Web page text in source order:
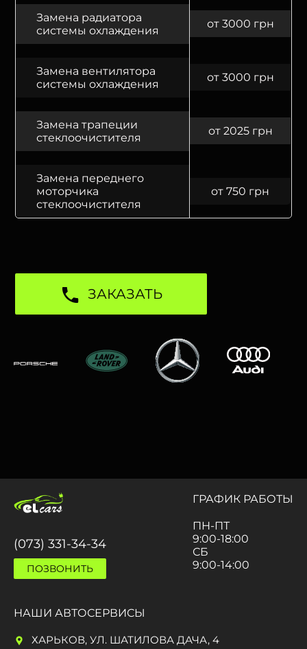
Замена радиатора
системы охлаждения
от 3000 грн
Замена вентилятора
системы охлаждения
от 3000 грн
Замена трапеции
стеклоочистителя
от 2025 грн
Замена переднего
моторчика
стеклоочистителя
от 750 грн
ЗАКАЗАТЬ
(073) 331-34-34
ПОЗВОНИТЬ
ГРАФИК РАБОТЫ
ПН-ПТ
9:00-18:00
СБ
9:00-14:00
НАШИ АВТОСЕРВИСЫ
ХАРЬКОВ, УЛ. ШАТИЛОВА ДАЧА, 4